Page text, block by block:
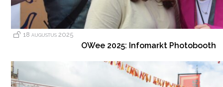
18 augustus 2025
OWee 2025: Infomarkt Photobooth